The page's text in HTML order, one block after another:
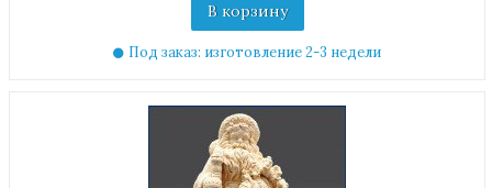
В корзину
Под заказ: изготовление 2-3 недели